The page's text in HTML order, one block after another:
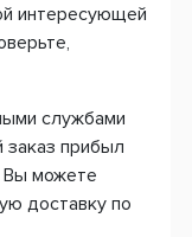
интересующей
службами
заказ прибыл
Вы можете
доставку по